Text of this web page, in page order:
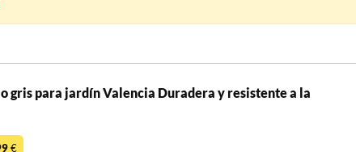
gris para jardín Valencia Duradera y resistente a la
€